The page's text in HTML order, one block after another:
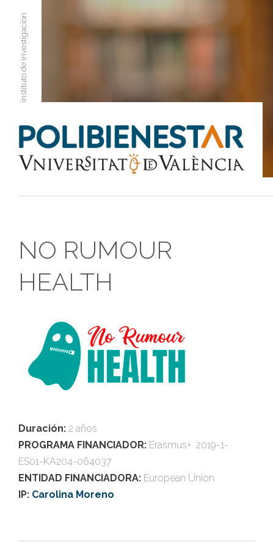
instituto de investigacion
NO RUMOUR
HEALTH
Duración: 2 años
PROGRAMA FINANCIADOR: Erasmus+ 2019-1-
ES01-KA204-064037
ENTIDAD FINANCIADORA: European Union
IP: Carolina Moreno